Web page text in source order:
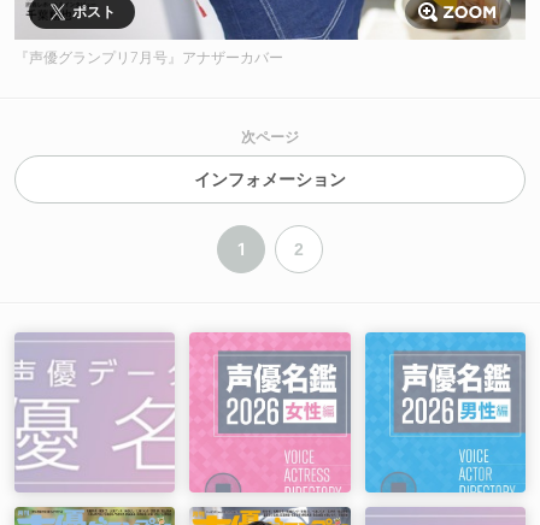
ポスト
『声優グランプリ7月号』アナザーカバー
次ページ
インフォメーション
1 2